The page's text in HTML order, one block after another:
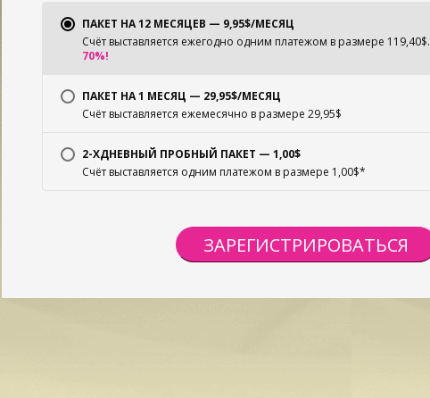
ПАКЕТ НА 12 МЕСЯЦЕВ — 9,95$/МЕСЯЦ
Счёт выставляется ежегодно одним платежом в размере 119,40$.
70%!
ПАКЕТ НА 1 МЕСЯЦ — 29,95$/МЕСЯЦ
Счёт выставляется ежемесячно в размере 29,95$
2-ХДНЕВНЫЙ ПРОБНЫЙ ПАКЕТ — 1,00$
Счёт выставляется одним платежом в размере 1,00$*
ЗАРЕГИСТРИРОВАТЬСЯ